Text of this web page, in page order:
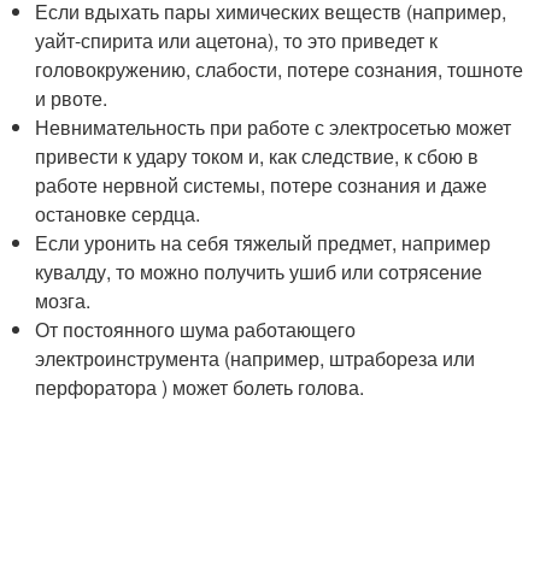
Если вдыхать пары химических веществ (например,
уайт-спирита или ацетона), то это приведет к
головокружению, слабости, потере сознания, тошноте
и рвоте.
Невнимательность при работе с электросетью может
привести к удару током и, как следствие, к сбою в
работе нервной системы, потере сознания и даже
остановке сердца.
Если уронить на себя тяжелый предмет, например
кувалду, то можно получить ушиб или сотрясение
мозга.
От постоянного шума работающего
электроинструмента (например, штрабореза или
перфоратора ) может болеть голова.